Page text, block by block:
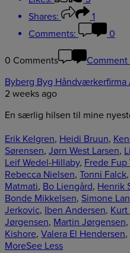
Shares:
1
Comments:
0
0 Comments
Byberg Byg Håndværkerfirma
2 weeks ago
En særlig hilsen til mine
Erik Kelgren, Heidi Bruun,
Sørensen, Jørn West Larsen,
Leif Wedel-Hillaby, Frede
Rebecca Nielsen, Tonni Falck,
Matmati, Bo Liengård, Henrik
Bonde Mikkelsen, Simone
Jerkovic, Iben Andersen, Kurt
Jørgensen, Martin Jørgensen,
Kishore, Valera El Hendersen,
MoreSee Less